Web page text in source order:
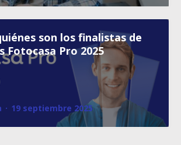
son los finalistas de
Fotocasa Pro 2025
· 19 septiembre 2025